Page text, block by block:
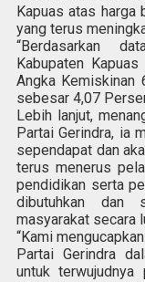
Kapuas atas harga
yang terus
“Berdasarkan
Kabupaten
Angka Kemiskinan
sebesar 4,07
Lebih lanjut,
Partai Gerindra, ia
sependapat dan
terus menerus
pendidikan serta
dibutuhkan dan
masyarakat secara
“Kami
Partai Gerindra
untuk terwujudnya